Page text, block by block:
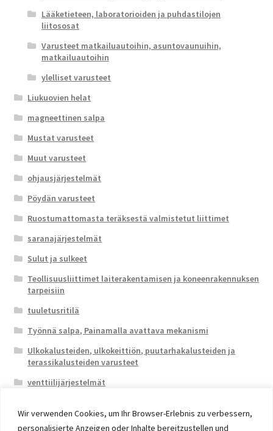
Wir verwenden Cookies, um Ihr Browser-Erlebnis zu verbessern,
personalisierte Anzeigen oder Inhalte bereitzustellen und
Lääketieteen, laboratorioiden ja puhdastilojen
liitososat
Varusteet matkailuautoihin, asuntovaunuihin,
matkailuautoihin
ylelliset varusteet
Liukuovien helat
magneettinen salpa
Mustat varusteet
Muut varusteet
ohjausjärjestelmät
Pöydän varusteet
Ruostumattomasta teräksestä valmistetut liittimet
saranajärjestelmät
Sulut ja sulkeet
Teollisuusliittimet laiterakentamisen ja koneenrakennuksen
tarpeisiin
tuuletusritilä
Työnnä salpa, Painamalla avattava mekanismi
Ulkokalusteiden, ulkokeittiön, puutarhakalusteiden ja
terassikalusteiden varusteet
venttiilijärjestelmät